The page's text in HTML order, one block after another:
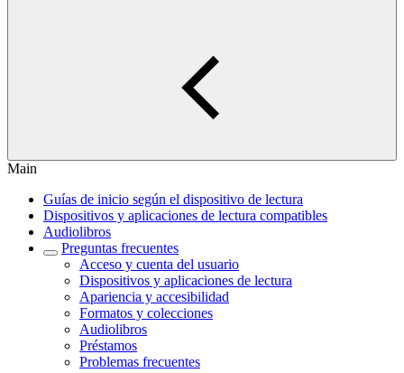
Main
Guías de inicio según el dispositivo de lectura
Dispositivos y aplicaciones de lectura compatibles
Audiolibros
Preguntas frecuentes
Acceso y cuenta del usuario
Dispositivos y aplicaciones de lectura
Apariencia y accesibilidad
Formatos y colecciones
Audiolibros
Préstamos
Problemas frecuentes